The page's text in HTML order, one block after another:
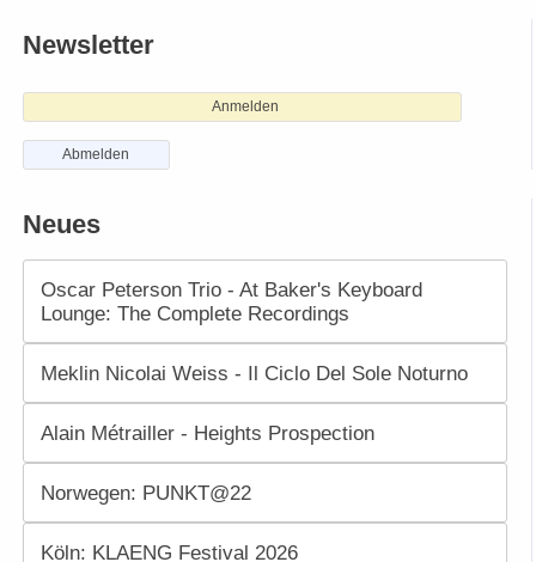
Newsletter
Anmelden
Abmelden
Neues
Oscar Peterson Trio - At Baker's Keyboard
Lounge: The Complete Recordings
Meklin Nicolai Weiss - Il Ciclo Del Sole Noturno
Alain Métrailler - Heights Prospection
Norwegen: PUNKT@22
Köln: KLAENG Festival 2026